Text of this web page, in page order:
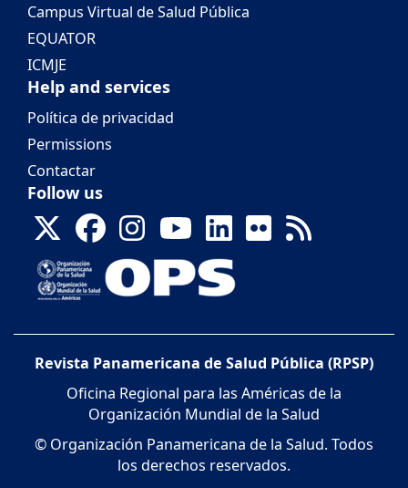
Campus Virtual de Salud Pública
EQUATOR
ICMJE
Help and services
Política de privacidad
Permissions
Contactar
Follow us
Revista Panamericana de Salud Pública (RPSP)
Oficina Regional para las Américas de la
Organización Mundial de la Salud
© Organización Panamericana de la Salud. Todos
los derechos reservados.